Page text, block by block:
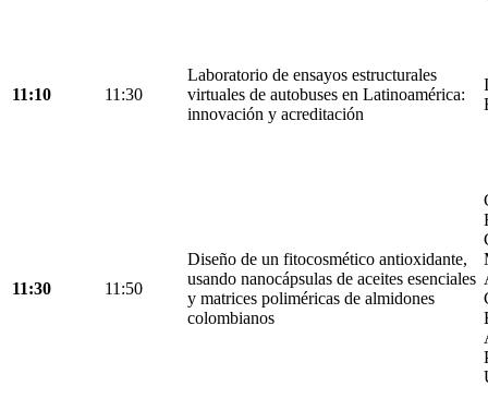
11:10 11:30
Laboratorio de ensayos estructurales
virtuales de autobuses en Latinoamérica:
innovación y acreditación
11:30 11:50
Diseño de un fitocosmético antioxidante,
usando nanocápsulas de aceites esenciales
y matrices poliméricas de almidones
colombianos